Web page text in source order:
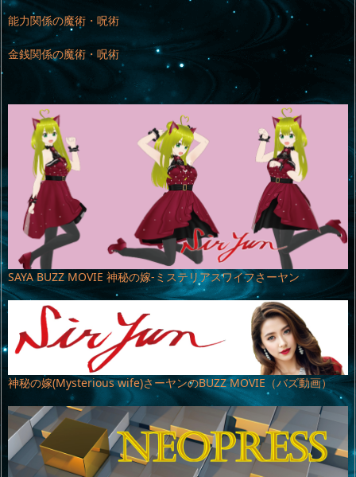
能力関係の魔術・呪術
金銭関係の魔術・呪術
SAYA BUZZ MOVIE 神秘の嫁-ミステリアスワイフさーヤン
神秘の嫁(Mysterious wife)さーヤンのBUZZ MOVIE（バズ動画）